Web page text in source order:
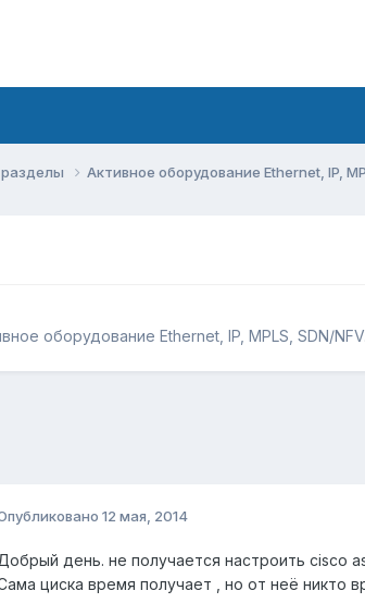
разделы Активное оборудование Ethernet, IP,
оборудование Ethernet, IP, MPLS, SDN/
12 мая, 2014
день. не получается настроить cisco
циска время получает , но от неё никто